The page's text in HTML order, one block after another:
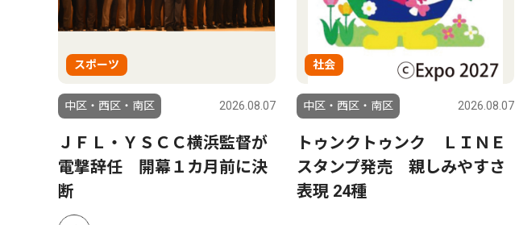
スポーツ
中区・西区・南区 2026.08.07
ＪＦＬ・ＹＳＣＣ横浜監督が
電撃辞任 開幕１カ月前に決
断
社会
中区・西区・南区 2026.08.07
トゥンクトゥンク ＬＩＮＥ
スタンプ発売 親しみやすさ
表現 24種